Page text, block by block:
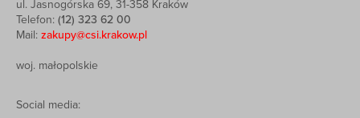
ul. Jasnogórska 69, 31-358 Kraków
Telefon: (12) 323 62 00
Mail: zakupy@csi.krakow.pl
woj. małopolskie
Social media: